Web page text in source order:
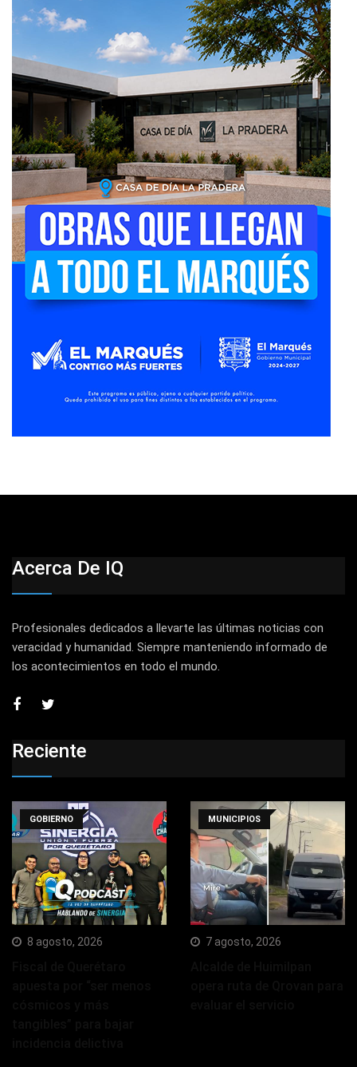
Acerca De IQ
Profesionales dedicados a llevarte las últimas noticias con
veracidad y humanidad. Siempre manteniendo informado de
los acontecimientos en todo el mundo.
Reciente
GOBIERNO
8 agosto, 2026
MUNICIPIOS
7 agosto, 2026